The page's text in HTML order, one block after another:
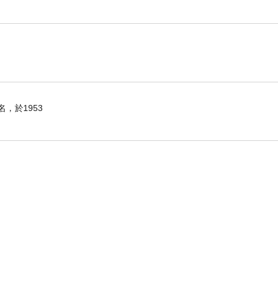
，於1953